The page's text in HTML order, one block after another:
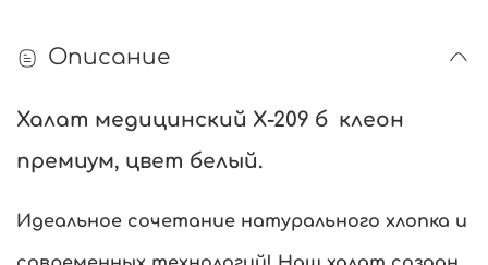
Описание
Халат медицинский Х-209 б клеон
премиум, цвет белый.
Идеальное сочетание натурального хлопка и